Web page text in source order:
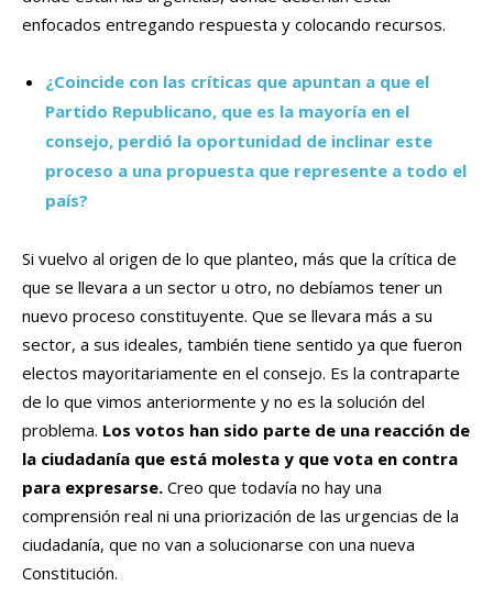
enfocados entregando respuesta y colocando recursos.
¿Coincide con las críticas que apuntan a que el
Partido Republicano, que es la mayoría en el
consejo, perdió la oportunidad de inclinar este
proceso a una propuesta que represente a todo el
país?
Si vuelvo al origen de lo que planteo, más que la crítica de
que se llevara a un sector u otro, no debíamos tener un
nuevo proceso constituyente. Que se llevara más a su
sector, a sus ideales, también tiene sentido ya que fueron
electos mayoritariamente en el consejo. Es la contraparte
de lo que vimos anteriormente y no es la solución del
problema. Los votos han sido parte de una reacción de
la ciudadanía que está molesta y que vota en contra
para expresarse. Creo que todavía no hay una
comprensión real ni una priorización de las urgencias de la
ciudadanía, que no van a solucionarse con una nueva
Constitución.